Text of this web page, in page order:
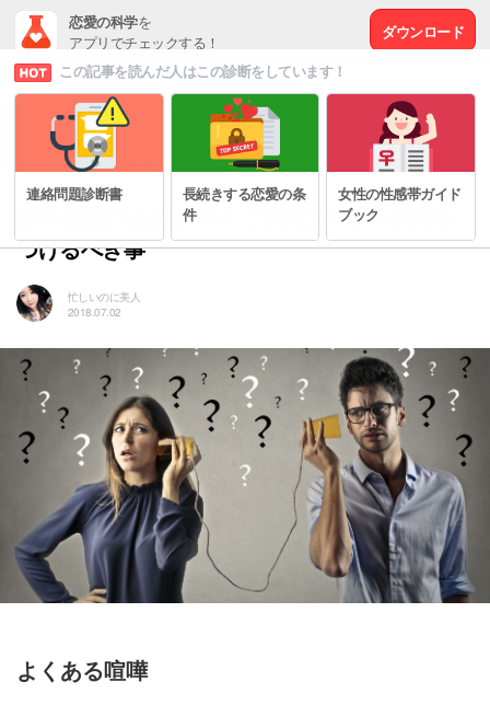
恋愛の科学を
アプリでチェックする！
ダウンロード
# 恋の悩みを解決する方法
勝手な思い込みはNG！ご長寿カップルが気を
つけるべき事
忙しいのに美人
2018.07.02
よくある喧嘩
この記事を読んだ人はこの診断をしています！
連絡問題診断書
長続きする恋愛の条
件
女性の性感帯ガイド
ブック